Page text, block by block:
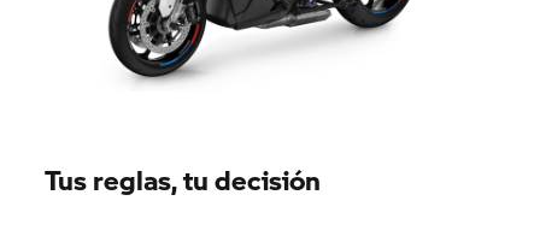
Tus reglas, tu decisión